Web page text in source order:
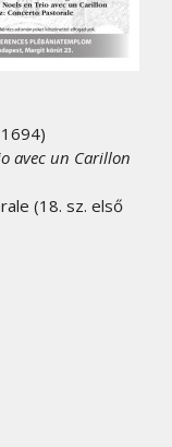
avec un Carillon
(18. sz. első